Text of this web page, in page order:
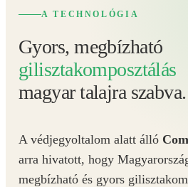
A TECHNOLÓGIA
Gyors, megbízható
gilisztakomposztálás
magyar talajra szabva.
A védjegyoltalom alatt álló
arra hivatott, hogy
megbízható és gyors